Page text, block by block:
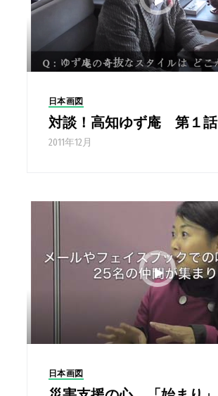
日本画図
対談！高知ゆず庵 第１話
2011年12月
日本画図